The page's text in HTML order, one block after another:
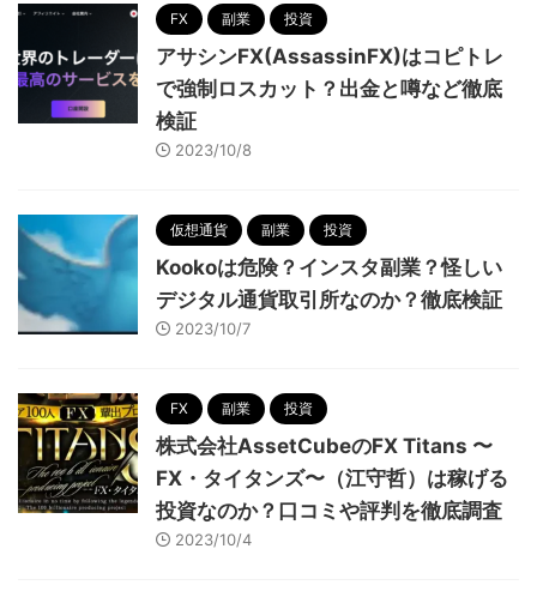
FX 副業 投資
アサシンFX(AssassinFX)はコピトレ
で強制ロスカット？出金と噂など徹底
検証
2023/10/8
仮想通貨 副業 投資
Kookoは危険？インスタ副業？怪しい
デジタル通貨取引所なのか？徹底検証
2023/10/7
FX 副業 投資
株式会社AssetCubeのFX Titans 〜
FX・タイタンズ〜（江守哲）は稼げる
投資なのか？口コミや評判を徹底調査
2023/10/4